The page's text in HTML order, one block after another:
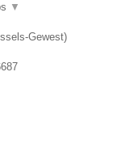
▼
Gewest)